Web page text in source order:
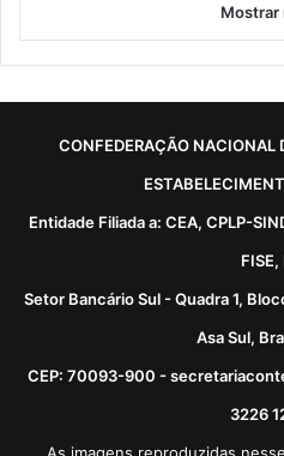
Mostrar
CONFEDERAÇÃO NACIONAL
Entidade Filiada a: CEA, CPLP-
FISE,
Setor Bancário Sul - Quadra 1,
Asa Sul,
CEP: 70093-900 -
3226
As imagens reproduzidas